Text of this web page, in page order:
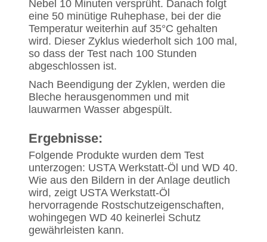
Nebel 10 Minuten versprüht. Danach folgt
eine 50 minütige Ruhephase, bei der die
Temperatur weiterhin auf 35°C gehalten
wird. Dieser Zyklus wiederholt sich 100 mal,
so dass der Test nach 100 Stunden
abgeschlossen ist.
Nach Beendigung der Zyklen, werden die
Bleche herausgenommen und mit
lauwarmen Wasser abgespült.
Ergebnisse:
Folgende Produkte wurden dem Test
unterzogen: USTA Werkstatt-Öl und WD 40.
Wie aus den Bildern in der Anlage deutlich
wird, zeigt USTA Werkstatt-Öl
hervorragende Rostschutzeigenschaften,
wohingegen WD 40 keinerlei Schutz
gewährleisten kann.